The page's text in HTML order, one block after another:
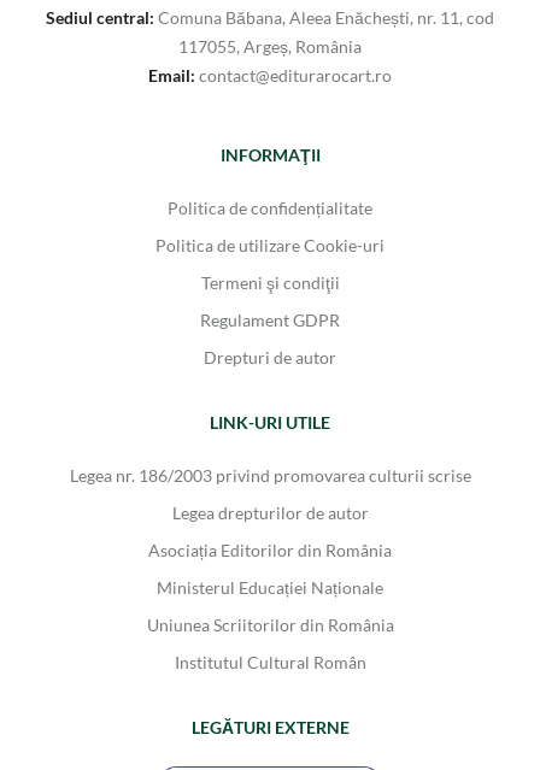
Sediul central: Comuna Băbana, Aleea Enăchești, nr. 11, cod
117055, Argeș, România
Email: contact@editurarocart.ro
INFORMAŢII
Politica de confidențialitate
Politica de utilizare Cookie-uri
Termeni şi condiţii
Regulament GDPR
Drepturi de autor
LINK-URI UTILE
Legea nr. 186/2003 privind promovarea culturii scrise
Legea drepturilor de autor
Asociația Editorilor din România
Ministerul Educației Naționale
Uniunea Scriitorilor din România
Institutul Cultural Român
LEGĂTURI EXTERNE